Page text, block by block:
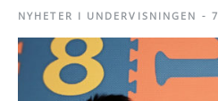
NYHETER I UNDERVISNINGEN -